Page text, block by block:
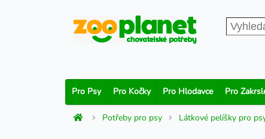
Pro Psy Pro Kočky Pro Hlodavce Pro
Potřeby pro psy Látkové pelíšky pro